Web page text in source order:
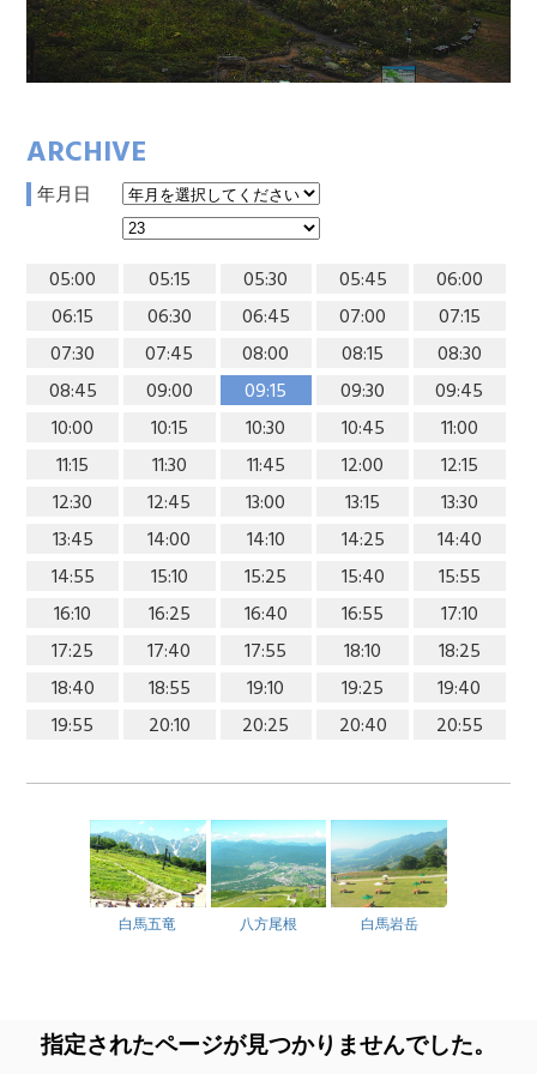
ARCHIVE
年月日
05:00 05:15 05:30 05:45
06:00
06:15
06:30 06:45 07:00
07:15
07:30
07:45 08:00 08:15
08:30
08:45
09:00 09:15 09:30
09:45
10:00
10:15 10:30 10:45
11:00
11:15
11:30 11:45 12:00
12:15
12:30
12:45 13:00 13:15
13:30
13:45
14:00 14:10 14:25
14:40
14:55
15:10 15:25 15:40
15:55
16:10
16:25 16:40 16:55
17:10
17:25
17:40 17:55 18:10
18:25
18:40
18:55 19:10 19:25
19:40
19:55
20:10 20:25 20:40 20:55
白馬五竜 八方尾根 白馬岩岳